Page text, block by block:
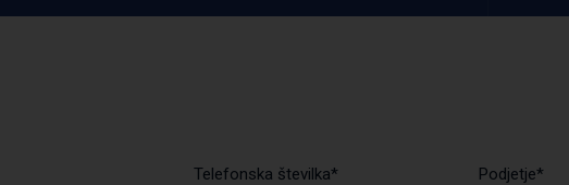
Telefonska številka* Podjetje*